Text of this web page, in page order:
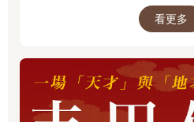
「我們要在四天內撤離，」艾立克
「全部撤離。」
「但他們的母親呢？他們都辦了領
看更多